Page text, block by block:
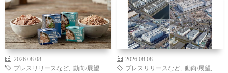
2026.08.08
プレスリリースなど
動向/展望
2026.08.08
プレスリリースなど
動向/展望